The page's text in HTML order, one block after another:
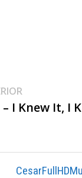
anterior:
I Knew It, I